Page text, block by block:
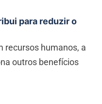
para reduzir o
recursos humanos, a
outros benefícios